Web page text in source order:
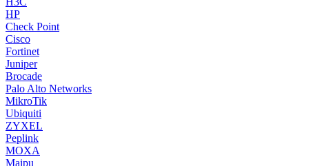
HP
Check Point
Cisco
Fortinet
Juniper
Brocade
Palo Alto Networks
MikroTik
Ubiquiti
ZYXEL
Peplink
MOXA
Maipu